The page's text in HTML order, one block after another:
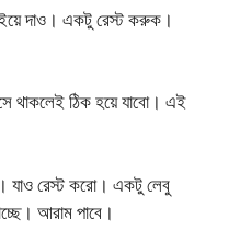
দাও। একটু রেস্ট করুক।
থাকলেই ঠিক হয়ে যাবো। এই
যাও রেস্ট করো। একটু লেবু
আরাম পাবে।